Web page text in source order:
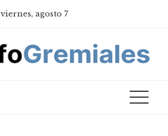
viernes, agosto 7